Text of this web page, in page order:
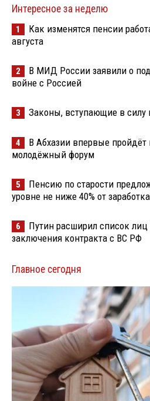
Интересное за неделю
1
Как изменятся пенсии
августа
2
В МИД России заявили о
войне с Россией
3 Законы, вступающие в силу
4
В Абхазии впервые
молодёжный форум
5
Пенсию по старости
уровне не ниже 40% от заработка
6
Путин расширил список
заключения контракта с ВС РФ
Главное сегодня